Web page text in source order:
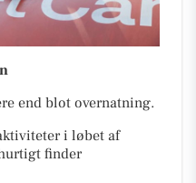
end blot overnatning.
i løbet af
finder